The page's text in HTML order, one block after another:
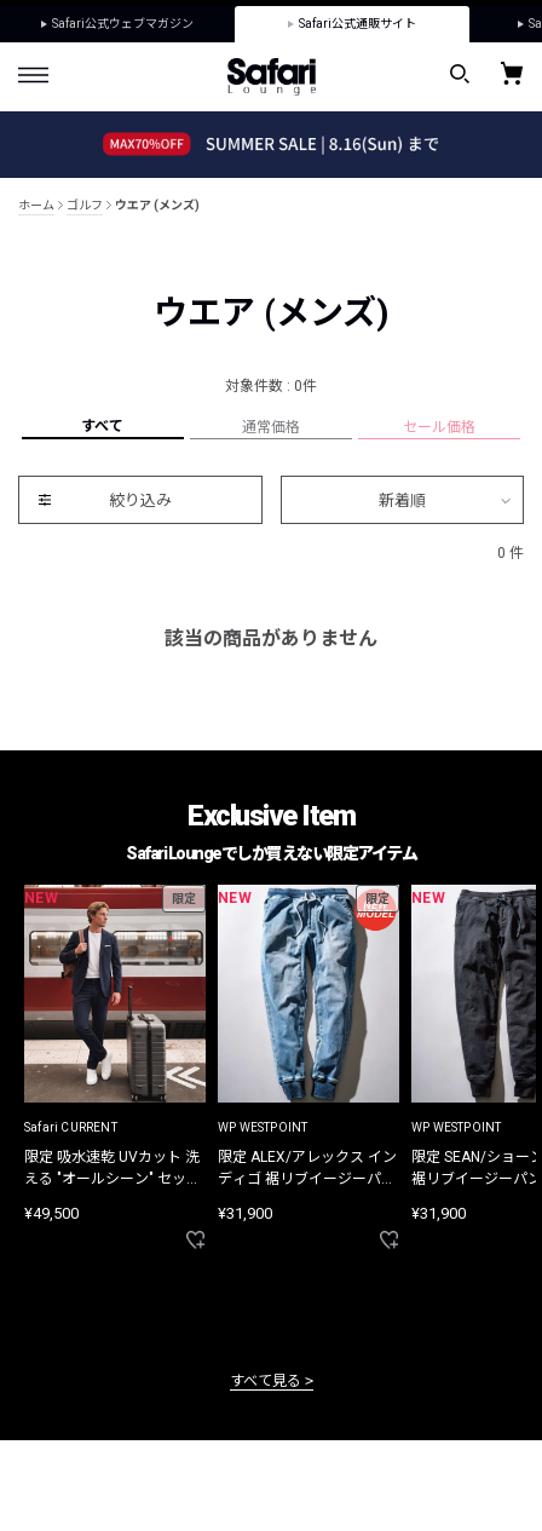
Safari公式ウェブマガジン Safari公式通販サイト
ホーム ゴルフ ウエア (メンズ)
ウエア (メンズ)
対象件数 : 0件
すべて 通常価格 セール価格
絞り込み 新着順
0 件
該当の商品がありません
Exclusive Item
Safari Loungeでしか買えない限定アイテム
NEW 限定
Safari CURRENT
限定 吸水速乾 UVカット 洗
える "オールシーン" セット
¥49,500
NEW 限定
WP WESTPOINT
限定 ALEX/アレックス イン
ディゴ 裾リブイージーパン
¥31,900
NEW
WP WESTPOINT
限定 SEAN/ショー
裾リブイージーパ
¥31,900
すべて見る